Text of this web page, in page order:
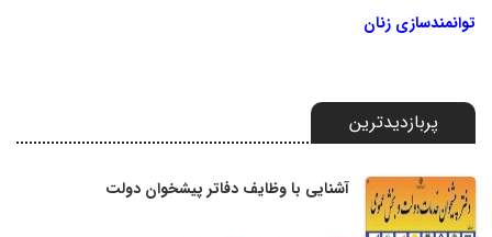
توانمندسازی زنان
پربازدیدترین
آشنایی با وظایف دفاتر پیشخوان دولت